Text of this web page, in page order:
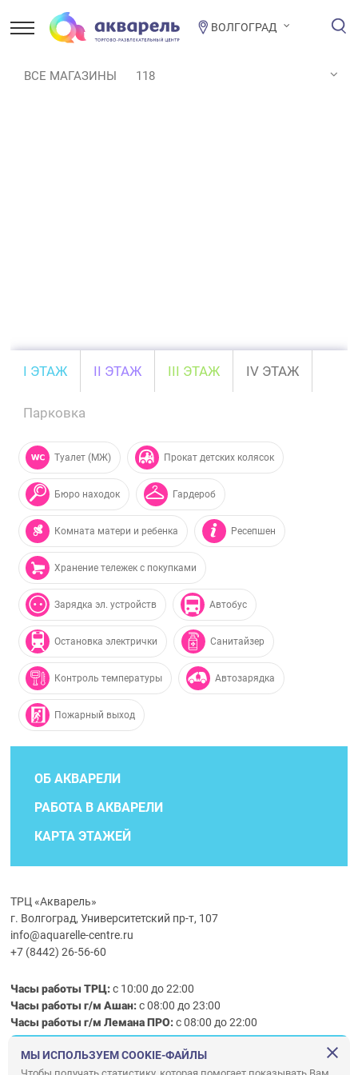
ВОЛГОГРАД
ВСЕ МАГАЗИНЫ 118
I ЭТАЖ II ЭТАЖ III ЭТАЖ IV ЭТАЖ
Парковка
Туалет (МЖ) Прокат детских колясок
Бюро находок Гардероб
Комната матери и ребенка Ресепшен
Хранение тележек с покупками
Зарядка эл. устройств Автобус
Остановка электрички Санитайзер
Контроль температуры Автозарядка
Пожарный выход
ОБ АКВАРЕЛИ
РАБОТА В АКВАРЕЛИ
КАРТА ЭТАЖЕЙ
ТРЦ «Акварель»
г. Волгоград, Университетский пр-т, 107
info@aquarelle-centre.ru
+7 (8442) 26-56-60
Часы работы ТРЦ:с 10:00 до 22:00
Часы работы г/м Ашан:с 08:00 до 23:00
Часы работыг/мЛемана ПРО:с 08:00 до 22:00
Правила посещения ТРЦ «Акварель»
МЫ ИСПОЛЬЗУЕМ COOKIE-ФАЙЛЫ